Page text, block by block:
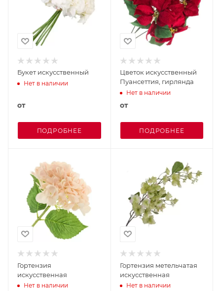
Букет искусственный
Нет в наличии
от
ПОДРОБНЕЕ
Цветок искусственный
Пуансеттия, гирлянда
Нет в наличии
от
ПОДРОБНЕЕ
Гортензия
искусственная
Нет в наличии
Гортензия метельчатая
искусственная
Нет в наличии